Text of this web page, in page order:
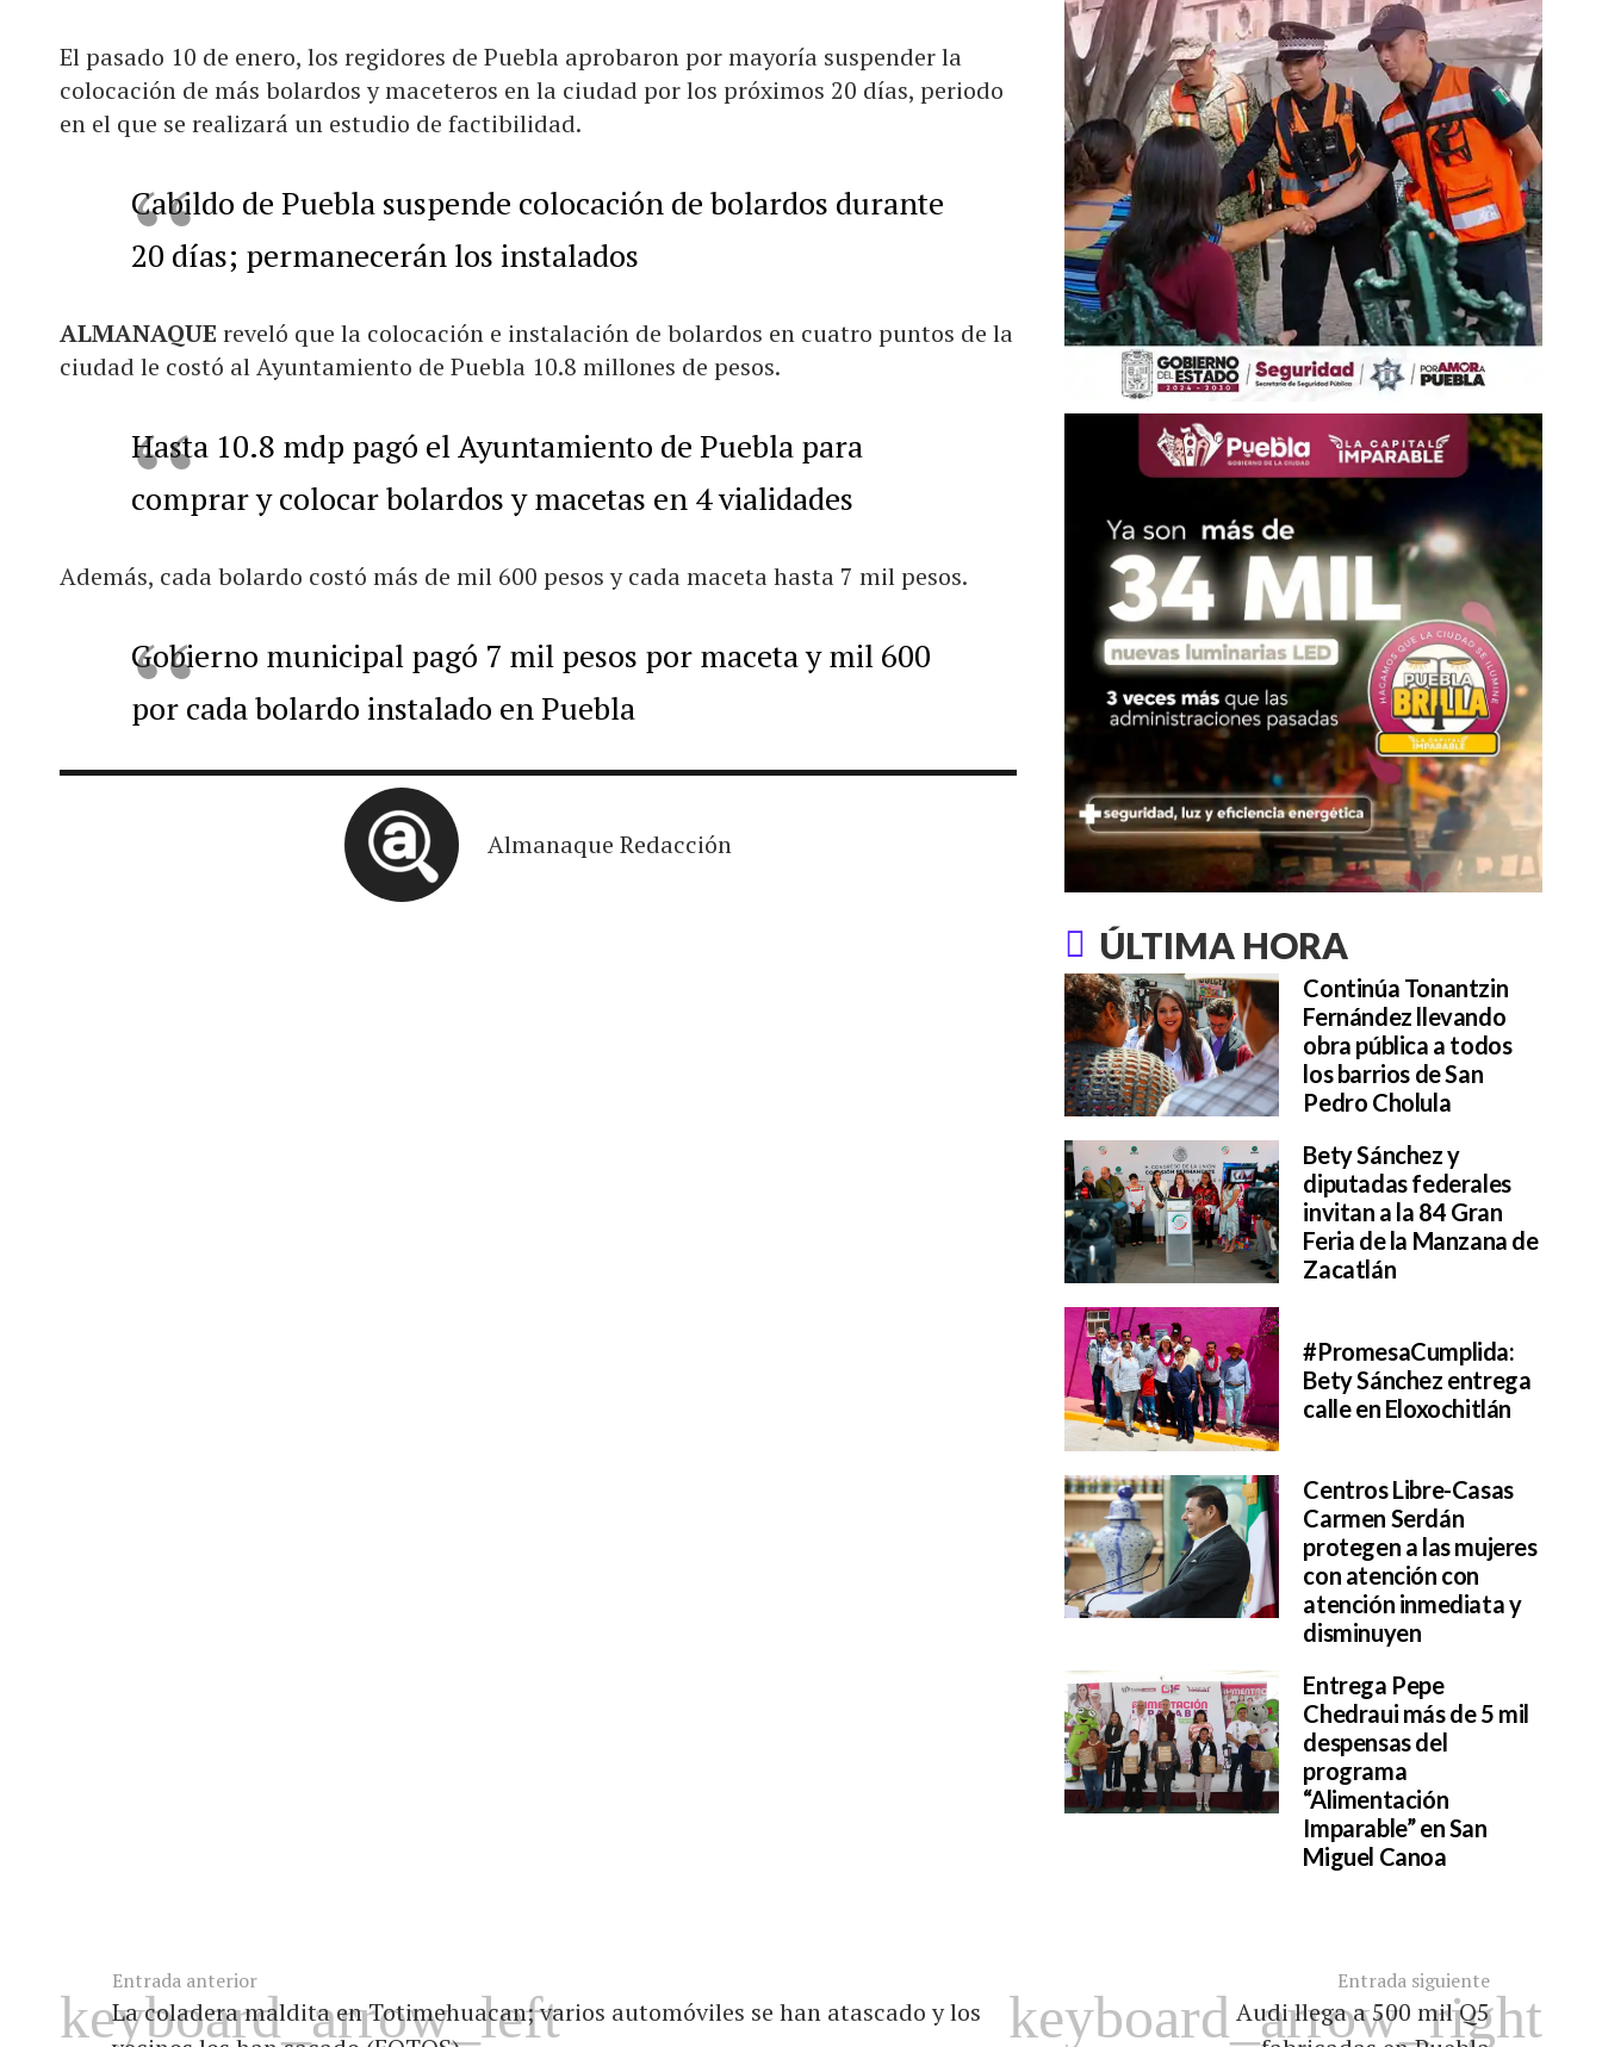
El pasado 10 de enero, los regidores de Puebla aprobaron por mayoría suspender la
colocación de más bolardos y maceteros en la ciudad por los próximos 20 días, periodo
en el que se realizará un estudio de factibilidad.
Cabildo de Puebla suspende colocación de bolardos durante
20 días; permanecerán los instalados
ALMANAQUE reveló que la colocación e instalación de bolardos en cuatro puntos de la
ciudad le costó al Ayuntamiento de Puebla 10.8 millones de pesos.
Hasta 10.8 mdp pagó el Ayuntamiento de Puebla para
comprar y colocar bolardos y macetas en 4 vialidades
Además, cada bolardo costó más de mil 600 pesos y cada maceta hasta 7 mil pesos.
Gobierno municipal pagó 7 mil pesos por maceta y mil 600
por cada bolardo instalado en Puebla
Almanaque Redacción
ÚLTIMA HORA
Continúa Tonantzin
Fernández llevando
obra pública a todos
los barrios de San
Pedro Cholula
Bety Sánchez y
diputadas federales
invitan a la 84 Gran
Feria de la Manzana de
Zacatlán
#PromesaCumplida:
Bety Sánchez entrega
calle en Eloxochitlán
Centros Libre-Casas
Carmen Serdán
protegen a las mujeres
con atención con
atención inmediata y
disminuyen
Entrega Pepe
Chedraui más de 5 mil
despensas del
programa
“Alimentación
Imparable” en San
Miguel Canoa
Entrada anterior
La coladera maldita en Totimehuacan; varios automóviles se han atascado y los
Entrada siguiente
Audi llega a 500 mil Q5